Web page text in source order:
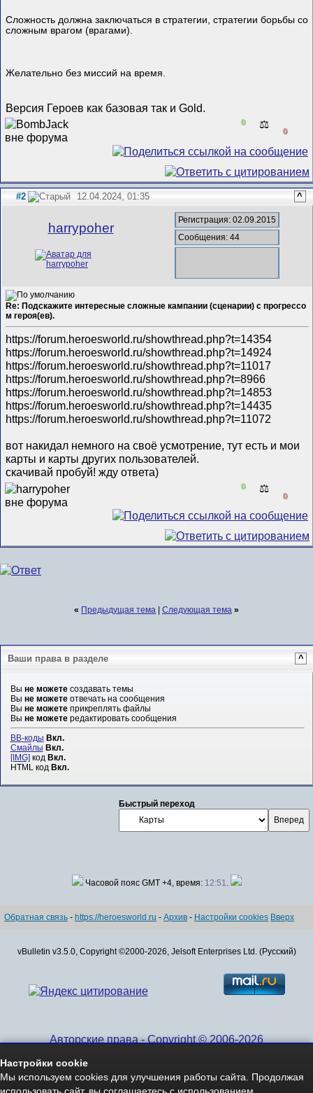
Сложность должна заключаться в стратегии, стратегии борьбы со
сложным врагом (врагами).
Желательно без миссий на время.
Версия Героев как базовая так и Gold.
0 ⚖️
0
#2 12.04.2024, 01:35 ^
harrypoher
Регистрация: 02.09.2015
Сообщения: 44
Re: Подскажите интересные сложные кампании (сценарии) с прогрессо
м героя(ев).
https://forum.heroesworld.ru/showthread.php?t=14354
https://forum.heroesworld.ru/showthread.php?t=14924
https://forum.heroesworld.ru/showthread.php?t=11017
https://forum.heroesworld.ru/showthread.php?t=8966
https://forum.heroesworld.ru/showthread.php?t=14853
https://forum.heroesworld.ru/showthread.php?t=14435
https://forum.heroesworld.ru/showthread.php?t=11072
вот накидал немного на своё усмотрение, тут есть и мои
карты и карты других пользователей.
скачивай пробуй! жду ответа)
0 ⚖️
0
« Предыдущая тема Следующая тема »
Ваши права в разделе ^
Вы не можетесоздавать темы
Вы не можетеотвечать на сообщения
Вы не можетеприкреплять файлы
Вы не можетередактировать сообщения
BB-коды Вкл.
Смайлы Вкл.
[IMG] код Вкл.
HTML код Вкл.
Быстрый переход
Часовой пояс GMT +4, время: 12:51.
Обратная связь - https://heroesworld.ru - Архив - Настройки cookies Вверх
vBulletin v3.5.0, Copyright ©2000-2026, Jelsoft Enterprises Ltd. (Русский)
Авторские права - Copyright © 2006-2026
Настройки cookie
Мы используем cookies для улучшения работы сайта. Продолжая
использовать сайт, вы соглашаетесь с использованием